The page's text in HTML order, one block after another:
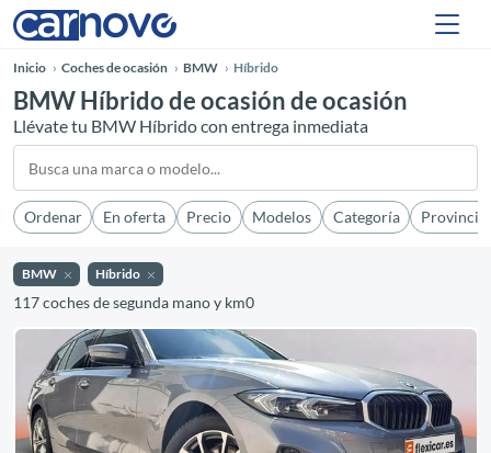
Inicio Coches de ocasión BMW Híbrido
BMW Híbrido de ocasión de ocasión
Llévate tu BMW Híbrido con entrega inmediata
Ordenar En oferta Precio Modelos Categoría Provincia
BMW Híbrido
117 coches de segunda mano y km0